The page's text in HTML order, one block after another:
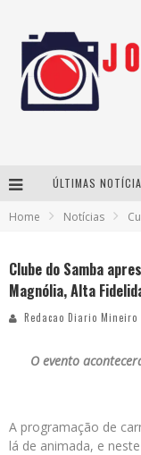
ÚLTIMAS
Home Notícias
Clube do Samba
Magnólia, Alta
Redacao Diario Mineiro
O evento
A programação de
lá de animada, e